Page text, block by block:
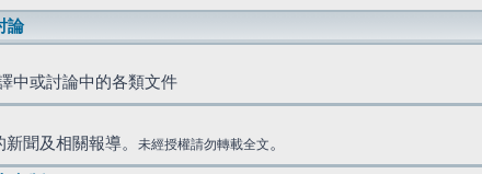
論
中或討論中的各類文件
聞及相關報導。 未經授權請勿轉載全文 。